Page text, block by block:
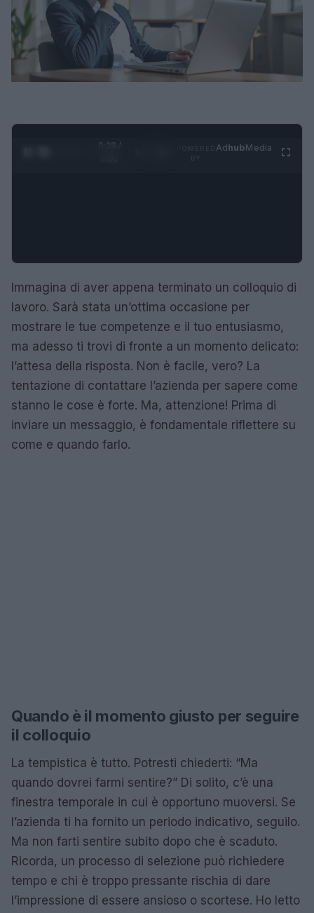
0:28 /
AdhubMedia
Immagina di aver appena terminato un colloquio di
lavoro. Sarà stata un’ottima occasione per
mostrare le tue competenze e il tuo entusiasmo,
ma adesso ti trovi di fronte a un momento delicato:
l’attesa della risposta. Non è facile, vero? La
tentazione di contattare l’azienda per sapere come
stanno le cose è forte. Ma, attenzione! Prima di
inviare un messaggio, è fondamentale riflettere su
come e quando farlo.
Quando è il momento giusto per seguire
il colloquio
La tempistica è tutto. Potresti chiederti: “Ma
quando dovrei farmi sentire?” Di solito, c’è una
finestra temporale in cui è opportuno muoversi. Se
l’azienda ti ha fornito un periodo indicativo, seguilo.
Ma non farti sentire subito dopo che è scaduto.
Ricorda, un processo di selezione può richiedere
tempo e chi è troppo pressante rischia di dare
l’impressione di essere ansioso o scortese. Ho letto